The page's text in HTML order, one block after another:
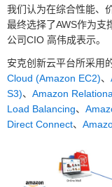
我们认为在综合性能、
最终选择了AWS作为支
公司CIO 高伟成表示。
安克创新云平台所采用
Cloud (Amazon EC2)、
S3)、 Amazon
Load Balancing、
Direct Connect、